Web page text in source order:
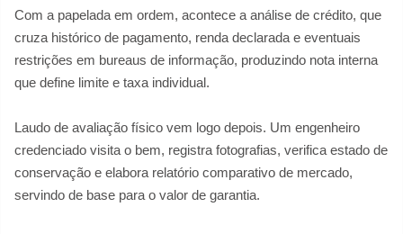
Com a papelada em ordem, acontece a análise de crédito, que
cruza histórico de pagamento, renda declarada e eventuais
restrições em bureaus de informação, produzindo nota interna
que define limite e taxa individual.
Laudo de avaliação físico vem logo depois. Um engenheiro
credenciado visita o bem, registra fotografias, verifica estado de
conservação e elabora relatório comparativo de mercado,
servindo de base para o valor de garantia.